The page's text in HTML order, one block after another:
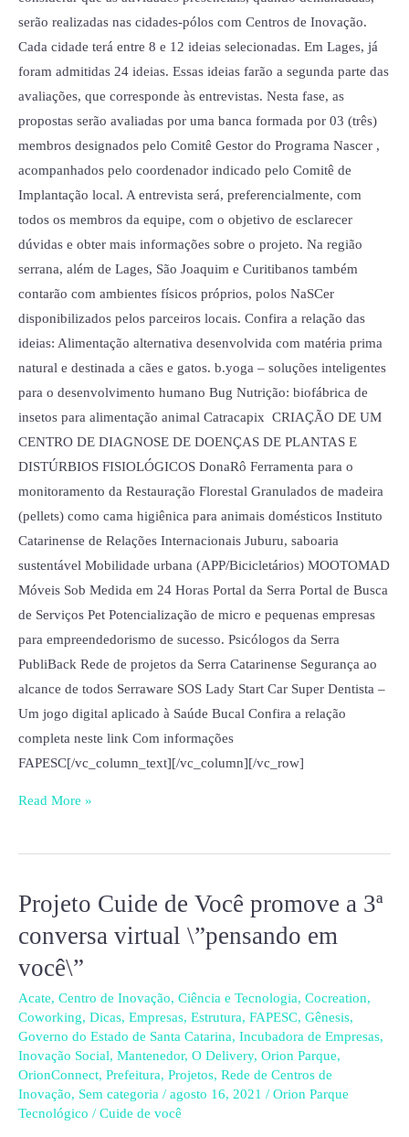
serão realizadas nas cidades-pólos com Centros de Inovação.
Cada cidade terá entre 8 e 12 ideias selecionadas. Em Lages, já
foram admitidas 24 ideias. Essas ideias farão a segunda parte das
avaliações, que corresponde às entrevistas. Nesta fase, as
propostas serão avaliadas por uma banca formada por 03 (três)
membros designados pelo Comitê Gestor do Programa Nascer ,
acompanhados pelo coordenador indicado pelo Comitê de
Implantação local. A entrevista será, preferencialmente, com
todos os membros da equipe, com o objetivo de esclarecer
dúvidas e obter mais informações sobre o projeto. Na região
serrana, além de Lages, São Joaquim e Curitibanos também
contarão com ambientes físicos próprios, polos NaSCer
disponibilizados pelos parceiros locais. Confira a relação das
ideias: Alimentação alternativa desenvolvida com matéria prima
natural e destinada a cães e gatos. b.yoga – soluções inteligentes
para o desenvolvimento humano Bug Nutrição: biofábrica de
insetos para alimentação animal Catracapix CRIAÇÃO DE UM
CENTRO DE DIAGNOSE DE DOENÇAS DE PLANTAS E
DISTÚRBIOS FISIOLÓGICOS DonaRô Ferramenta para o
monitoramento da Restauração Florestal Granulados de madeira
(pellets) como cama higiênica para animais domésticos Instituto
Catarinense de Relações Internacionais Juburu, saboaria
sustentável Mobilidade urbana (APP/Bicicletários) MOOTOMAD
Móveis Sob Medida em 24 Horas Portal da Serra Portal de Busca
de Serviços Pet Potencialização de micro e pequenas empresas
para empreendedorismo de sucesso. Psicólogos da Serra
PubliBack Rede de projetos da Serra Catarinense Segurança ao
alcance de todos Serraware SOS Lady Start Car Super Dentista –
Um jogo digital aplicado à Saúde Bucal Confira a relação
completa neste link Com informações
FAPESC[/vc_column_text][/vc_column][/vc_row]
Read More »
Projeto Cuide de Você promove a 3ª
conversa virtual \”pensando em
você\”
Acate, Centro de Inovação, Ciência e Tecnologia, Cocreation,
Coworking, Dicas, Empresas, Estrutura, FAPESC, Gênesis,
Governo do Estado de Santa Catarina, Incubadora de Empresas,
Inovação Social, Mantenedor, O Delivery, Orion Parque,
OrionConnect, Prefeitura, Projetos, Rede de Centros de
Inovação, Sem categoria / agosto 16, 2021 / Orion Parque
Tecnológico / Cuide de você
Projeto
de
Você
promove
a
conversa
virtual
\”pensando